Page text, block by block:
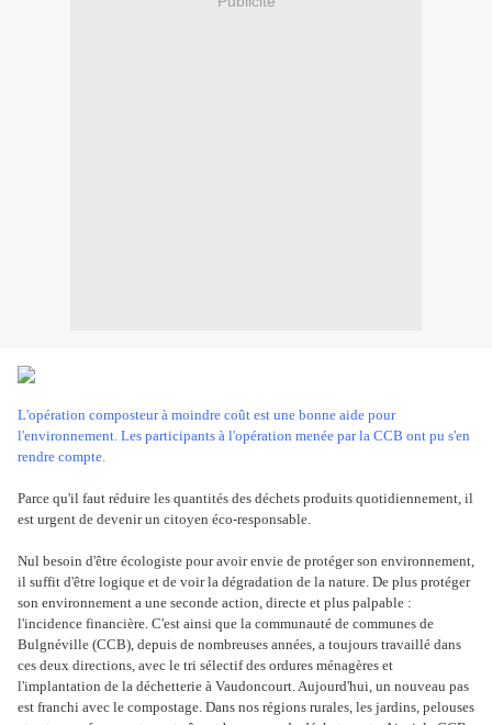
L'opération composteur à moindre coût est une bonne aide pour
l'environnement. Les participants à l'opération menée par la CCB ont pu s'en
rendre compte.
Parce qu'il faut réduire les quantités des déchets produits quotidiennement, il
est urgent de devenir un citoyen éco-responsable.
Nul besoin d'être écologiste pour avoir envie de protéger son environnement,
il suffit d'être logique et de voir la dégradation de la nature. De plus protéger
son environnement a une seconde action, directe et plus palpable :
l'incidence financière. C'est ainsi que la communauté de communes de
Bulgnéville (CCB), depuis de nombreuses années, a toujours travaillé dans
ces deux directions, avec le tri sélectif des ordures ménagères et
l'implantation de la déchetterie à Vaudoncourt. Aujourd'hui, un nouveau pas
est franchi avec le compostage. Dans nos régions rurales, les jardins, pelouses